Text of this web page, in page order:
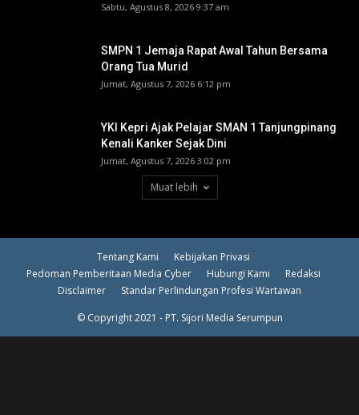
Sabtu, Agustus 8, 2026 9:37 am
SMPN 1 Jemaja Rapat Awal Tahun Bersama
Orang Tua Murid ‎
Jumat, Agustus 7, 2026 6:12 pm
YKI Kepri Ajak Pelajar SMAN 1 Tanjungpinang
Kenali Kanker Sejak Dini
Jumat, Agustus 7, 2026 3:02 pm
Muat lebih
Tentang Kami
Kebijakan Privasi
Pedoman Pemberitaan Media Cyber
Hubungi Kami
Redaksi
Disclaimer
Standar Perlindungan Profesi Wartawan
© Copyright 2021 - PT. Sijori Media Serumpun